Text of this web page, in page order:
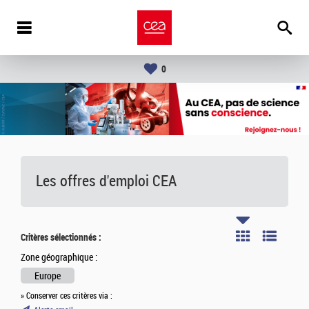
0
Les offres d'emploi CEA
Critères sélectionnés :
Zone géographique :
Europe
» Conserver ces critères via :